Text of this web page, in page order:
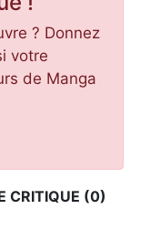
? Donnez
votre
de Manga
CRITIQUE (0)